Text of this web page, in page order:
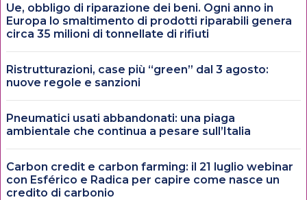
Ue, obbligo di riparazione dei beni. Ogni anno in
Europa lo smaltimento di prodotti riparabili genera
circa 35 milioni di tonnellate di rifiuti
Ristrutturazioni, case più “green” dal 3 agosto:
nuove regole e sanzioni
Pneumatici usati abbandonati: una piaga
ambientale che continua a pesare sull’Italia
Carbon credit e carbon farming: il 21 luglio webinar
con Esférico e Radica per capire come nasce un
credito di carbonio